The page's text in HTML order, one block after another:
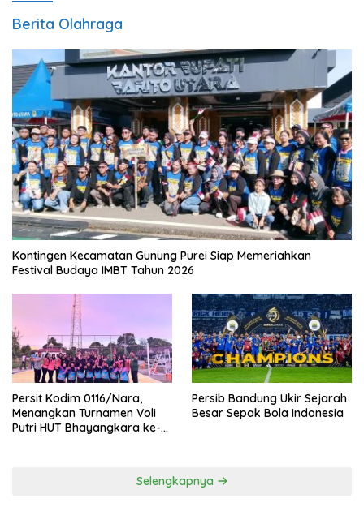
Berita Olahraga
Kontingen Kecamatan Gunung Purei Siap Memeriahkan
Festival Budaya IMBT Tahun 2026
Persit Kodim 0116/Nara,
Menangkan Turnamen Voli
Putri HUT Bhayangkara ke-
Persib Bandung Ukir Sejarah
Besar Sepak Bola Indonesia
Selengkapnya